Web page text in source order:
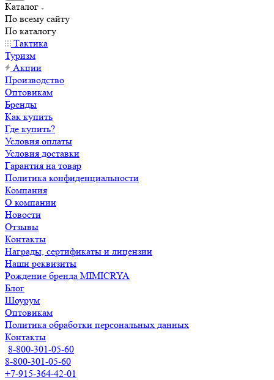
Каталог
По всему сайту
По каталогу
Тактика
Туризм
Акции
Производство
Оптовикам
Бренды
Как купить
Где купить?
Условия оплаты
Условия доставки
Гарантия на товар
Политика конфиденциальности
Компания
О компании
Новости
Отзывы
Контакты
Награды, сертификаты и лицензии
Наши реквизиты
Рождение бренда MIMICRYA
Блог
Шоурум
Оптовикам
Политика обработки персональных данных
Контакты
8-800-301-05-60
8-800-301-05-60
+7-915-364-42-01